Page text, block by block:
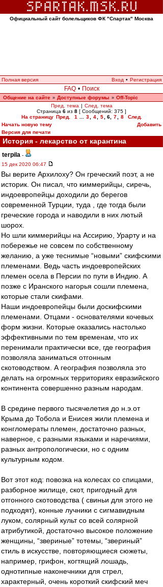
Официальный сайт болельщиков ФК "Спартак" Москва
Полная версия Вход • Регистрация
FAQ • Поиск
Общение на сайте » Доступные форумы » Off-Topic
Пред. тема | След. тема
Страница 6 из 8 [ Сообщений: 375 ]
На страницу Пред. 1 3 4 5 6, 7 8
След.
Начать новую тему
Добавить
Версия для печати
История - лекарство от карантина
terpila -
15 дек 2020 06:47
Вы верите Архилоху? Он греческий поэт, а не
историк. Он писал, что киммерийцы, сиречь,
индоевропейцы доходили до берегов
современной Турции, туда , где тогда были
греческие города и наводили в них лютый
шорох.
Но шли киммерийцы на Ассирию, Урарту и на
побережье не совсем по собственному
желанию, а уже теснимые “новыми” скифскими
племенами. Ведь часть индоевропейских
племен осела в Персии по пути в Индию. А
позже с Иранского нагорья сошли племена,
которые стали скифами.
Наши индоевропейцы были доскифскими
племенами. Отцами - основателями кочевых
форм жизни. Которые оказались настолько
эффективными по тем временам, что их
перенимали практически все, где география
позволяла заниматься отгонным
скотоводством. А география позволяла это
делать на огромных территориях евразийского
континента совершенно разным народам.
В средине первого тысячелетия до н.э.от
Крыма до Тобола и Енисея жили племена и
конгломераты племен, достаточно разных,
наверное, с разными языками и наречиями,
разных антропологически, но с одним
культурным кодом.
Вот этот код: повозка на колесах со спицами,
разборное жилище, скот, пригодный для
отгонного скотоводства ( свиньи для этого не
подходят), конные лучники с сигмавидным
луком, солярный культ со всей солярной
атрибутикой, достаточно высокое положение
женщины, “звериные” тотемы, “звериный”
стиль в искусстве, повторяющиеся сюжеты,
например, грифон, когтящий лошадь,
однотипные наконечники для стрел,
характерный, очень короткий скифский меч